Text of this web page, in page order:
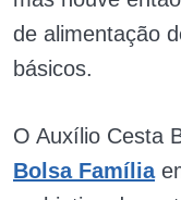
de alimentação
básicos.
O Auxílio Cesta
Bolsa Família